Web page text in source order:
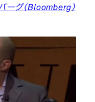
ーグ（Bloomberg）